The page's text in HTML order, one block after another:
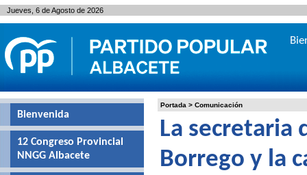
Portada > Comunicación
La secretaria
Borrego y la
Bienvenida
12 Congreso Provincial
NNGG Albacete
Jueves, 6 de Agosto de 2026